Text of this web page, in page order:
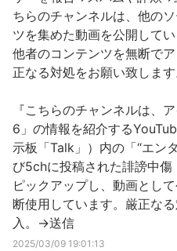
ちらのチャンネルは、他の
ツを集めた動画を公開して
他者のコンテンツを無断で
正なる対処をお願い致しま
『こちらのチャンネルは、
6」の情報を紹介する
示板「Talk」）内の「“エン
び5chに投稿された誹謗中
ピックアップし、動画とし
断使用しています。厳正な
入。→送信
2025/03/09 19:01:13